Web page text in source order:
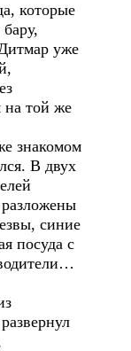
которые
уже
на той же
знакомом
В двух
синие
посуда с